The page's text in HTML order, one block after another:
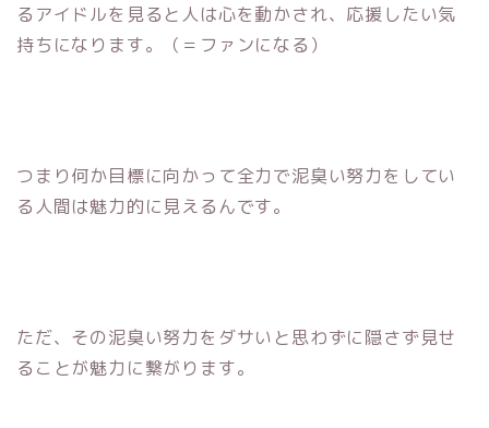
るアイドルを見ると人は心を動かされ、応援したい気
持ちになります。（＝ファンになる）
つまり何か目標に向かって全力で泥臭い努力をしてい
る人間は魅力的に見えるんです。
ただ、その泥臭い努力をダサいと思わずに隠さず見せ
ることが魅力に繋がります。